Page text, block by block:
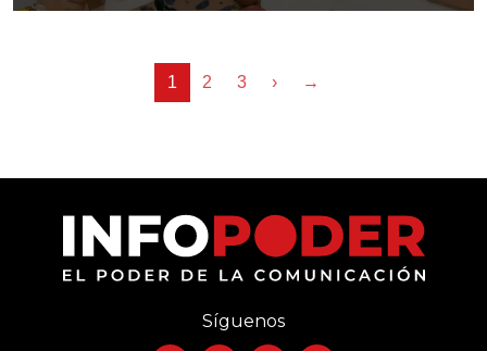
1 2 3 › →
Síguenos